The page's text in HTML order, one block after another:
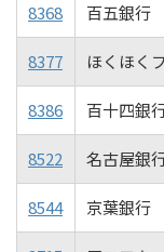
8368 百五銀行
8377 ほくほく
8386 百十四銀
8522 名古屋銀
8544 京葉銀行